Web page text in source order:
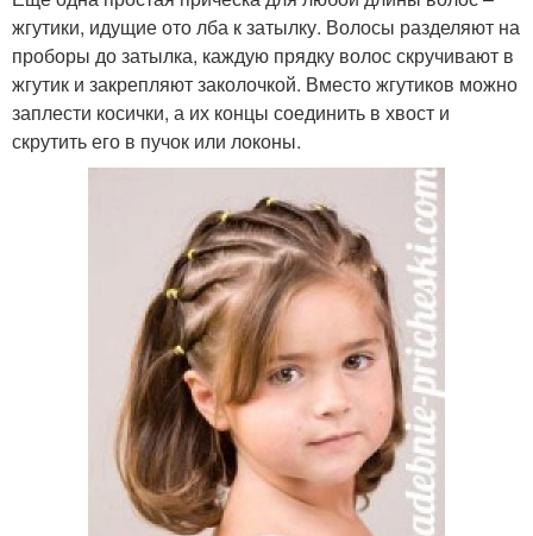
жгутики, идущие ото лба к затылку. Волосы разделяют на
проборы до затылка, каждую прядку волос скручивают в
жгутик и закрепляют заколочкой. Вместо жгутиков можно
заплести косички, а их концы соединить в хвост и
скрутить его в пучок или локоны.